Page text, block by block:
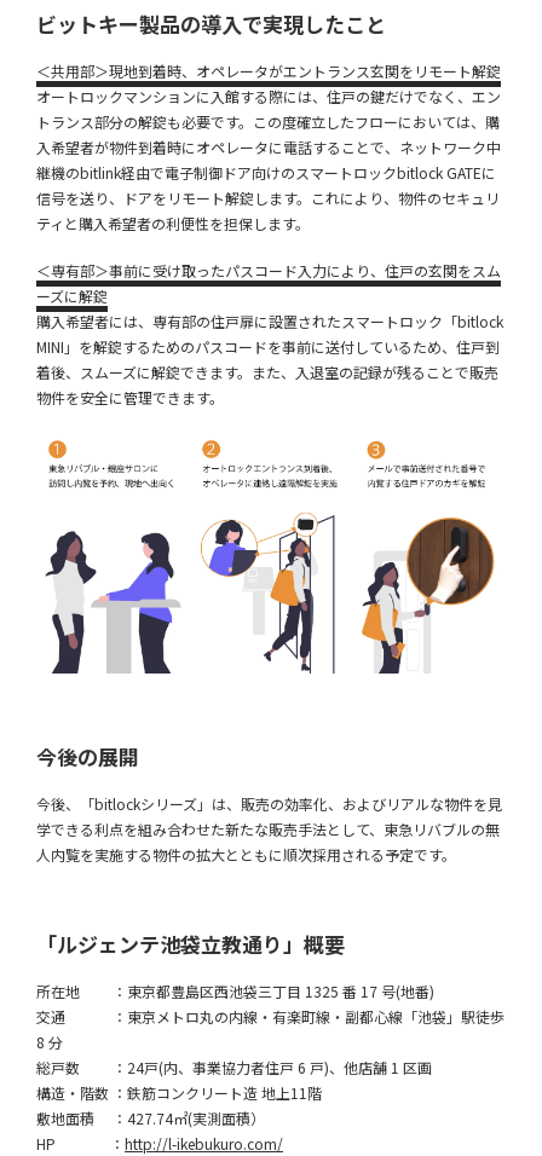
ビットキー製品の導入で実現したこと
＜共用部＞現地到着時、オペレータがエントランス玄関をリモート解錠
オートロックマンションに入館する際には、住戸の鍵だけでなく、エン
トランス部分の解錠も必要です。この度確立したフローにおいては、購
入希望者が物件到着時にオペレータに電話することで、ネットワーク中
継機のbitlink経由で電子制御ドア向けのスマートロックbitlock GATEに
信号を送り、ドアをリモート解錠します。これにより、物件のセキュリ
ティと購入希望者の利便性を担保します。
＜専有部＞事前に受け取ったパスコード入力により、住戸の玄関をスム
ーズに解錠
購入希望者には、専有部の住戸扉に設置されたスマートロック「bitlock
MINI」を解錠するためのパスコードを事前に送付しているため、住戸到
着後、スムーズに解錠できます。また、入退室の記録が残ることで販売
物件を安全に管理できます。
今後の展開
今後、「bitlockシリーズ」は、販売の効率化、およびリアルな物件を見
学できる利点を組み合わせた新たな販売手法として、東急リバブルの無
人内覧を実施する物件の拡大とともに順次採用される予定です。
「ルジェンテ池袋立教通り」概要
所在地 ：東京都豊島区西池袋三丁目 1325 番 17 号(地番)
交通 ：東京メトロ丸の内線・有楽町線・副都心線「池袋」駅徒歩
8 分
総戸数 ：24戸(内、事業協力者住戸 6 戸)、他店舗 1 区画
構造・階数 ：鉄筋コンクリート造 地上11階
敷地面積 ：427.74㎡(実測面積）
HP ： http://l-ikebukuro.com/